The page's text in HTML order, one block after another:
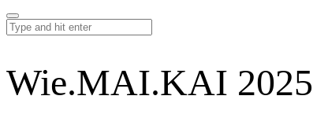
Wie.MAI.KAI 2025